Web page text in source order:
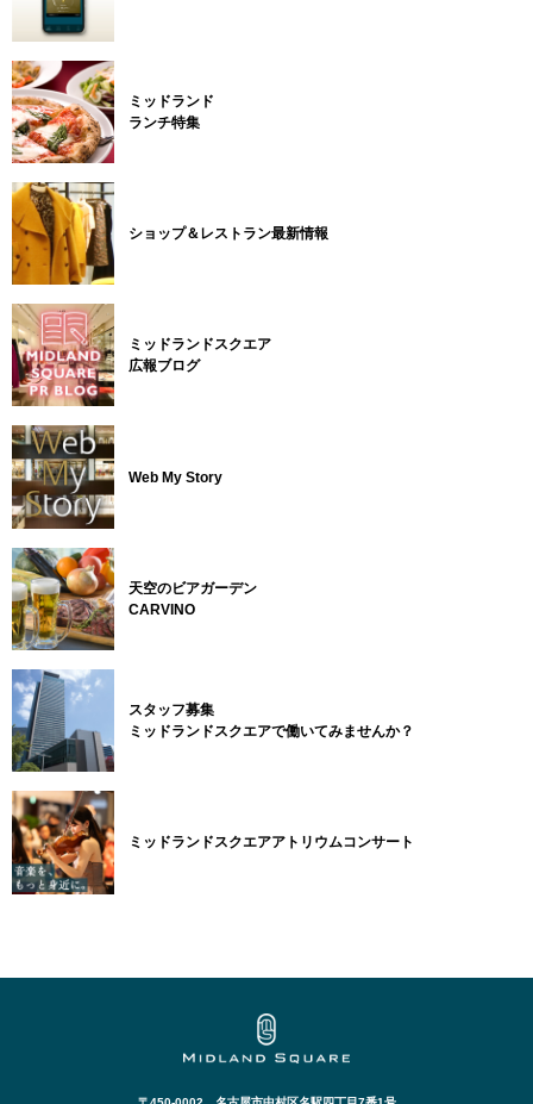
ミッドランド
ランチ特集
ショップ＆レストラン最新情報
ミッドランドスクエア
広報ブログ
Web My Story
天空のビアガーデン
CARVINO
スタッフ募集
ミッドランドスクエアで働いてみませんか？
ミッドランドスクエアアトリウムコンサート